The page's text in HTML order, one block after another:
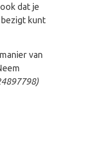
dat je
bezigt kunt
van